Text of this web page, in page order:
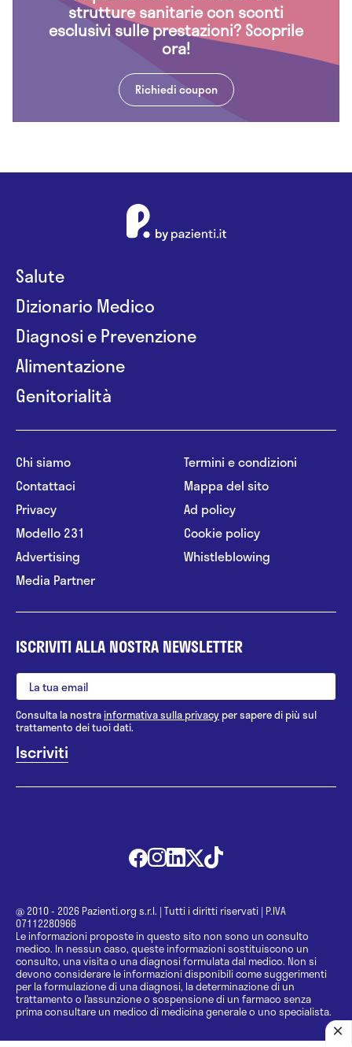
strutture sanitarie con sconti
esclusivi sulle prestazioni? Scoprile
ora!
Richiedi coupon
Salute
Dizionario Medico
Diagnosi e Prevenzione
Alimentazione
Genitorialità
Chi siamo
Contattaci
Privacy
Modello 231
Advertising
Media Partner
Termini e condizioni
Mappa del sito
Ad policy
Cookie policy
Whistleblowing
ISCRIVITI ALLA NOSTRA NEWSLETTER
Consulta la nostrainformativa sulla privacy per sapere di più sul
trattamento dei tuoi dati.
@ 2010 - 2026 Pazienti.org s.r.l. | Tutti i diritti riservati | P.IVA
07112280966
Le informazioni proposte in questo sito non sono un consulto
medico. In nessun caso, queste informazioni sostituiscono un
consulto, una visita o una diagnosi formulata dal medico. Non si
devono considerare le informazioni disponibili come suggerimenti
per la formulazione di una diagnosi, la determinazione di un
trattamento o l’assunzione o sospensione di un farmaco senza
prima consultare un medico di medicina generale o uno specialista.